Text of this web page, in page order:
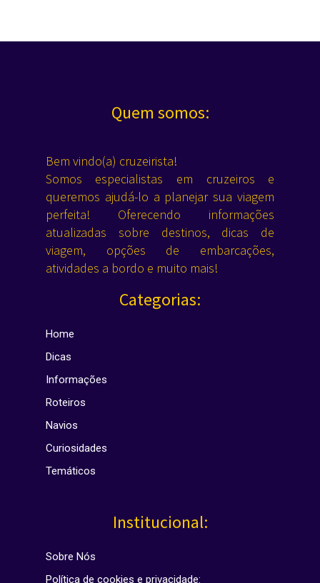
Quem somos:
Bem vindo(a) cruzeirista!
Somos especialistas em cruzeiros e
queremos ajudá-lo a planejar sua viagem
perfeita! Oferecendo informações
atualizadas sobre destinos, dicas de
viagem, opções de embarcações,
atividades a bordo e muito mais!
Categorias:
Home
Dicas
Informações
Roteiros
Navios
Curiosidades
Temáticos
Institucional:
Sobre Nós
Política de cookies e privacidade: